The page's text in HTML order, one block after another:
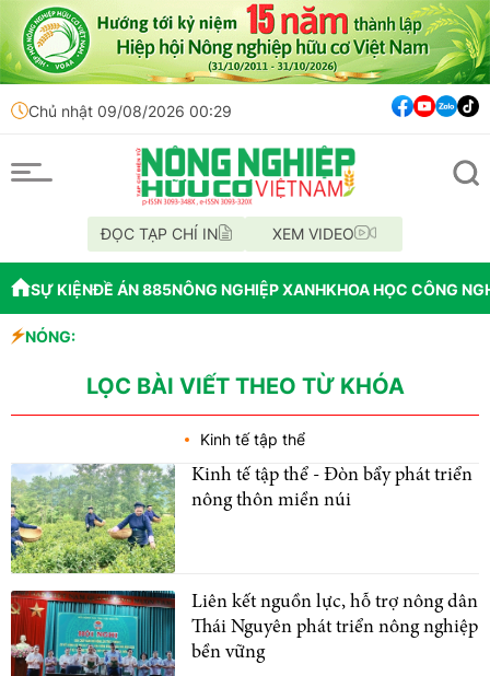
Chủ nhật 09/08/2026 00:29
ĐỌC TẠP CHÍ IN XEM VIDEO
SỰ KIỆNĐỀ ÁN 885NÔNG NGHIỆP XANHKHOA HỌC CÔNG
NÓNG:
LỌC BÀI VIẾT THEO TỪ KHÓA
Kinh tế tập thể
Kinh tế tập thể - Đòn bẩy phát triển
nông thôn miền núi
Liên kết nguồn lực, hỗ trợ nông dân
Thái Nguyên phát triển nông nghiệp
bền vững